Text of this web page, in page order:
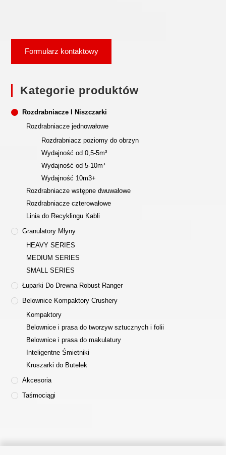
Formularz kontaktowy
Kategorie produktów
Rozdrabniacze I Niszczarki
Rozdrabniacze jednowałowe
Rozdrabniacz poziomy do obrzyn
Wydajność od 0,5-5m³
Wydajność od 5-10m³
Wydajność 10m3+
Rozdrabniacze wstępne dwuwałowe
Rozdrabniacze czterowałowe
Linia do Recyklingu Kabli
Granulatory Młyny
HEAVY SERIES
MEDIUM SERIES
SMALL SERIES
Łuparki Do Drewna Robust Ranger
Belownice Kompaktory Crushery
Kompaktory
Belownice i prasa do tworzyw sztucznych i folii
Belownice i prasa do makulatury
Inteligentne Śmietniki
Kruszarki do Butelek
Akcesoria
Taśmociągi